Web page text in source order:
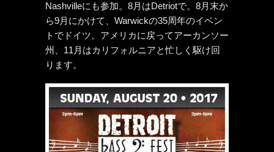
Nashvilleにも参加。8月はDetriotで。8月末か
ら9月にかけて、Warwickの35周年のイベン
トでドイツ。アメリカに戻ってアーカンソー
州、11月はカリフォルニアと忙しく駆け回
ります。